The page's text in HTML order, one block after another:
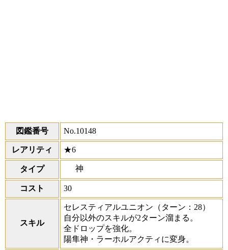
図鑑番号 No.10148
レアリティ ★6
タイプ 神
コスト 30
スキル
セレスティアルユニオン （ターン：28）
自分以外のスキルが2ターン溜まる。
全ドロップを強化。
陽隼神・ラーホルアクティに変身。